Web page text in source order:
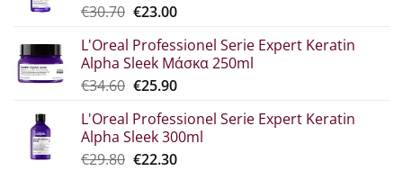
€33.60.
€30.70 Original
was:
€30.70.
€23.00Η
τιμή
είναι:
€23.00.
L'Oreal Professionel Serie Expert Keratin
Alpha Sleek Μάσκα 250ml
€34.60 Original
was:
€34.60.
€25.90Η
τιμή
είναι:
€25.90.
L'Oreal Professionel Serie Expert Keratin
Alpha Sleek 300ml
€29.80 Original
€22.30Η